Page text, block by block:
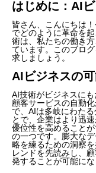
はじめに：AI
皆さん、こんにちは
でどのように革命を
術は、私たちの働き
ています。このブロ
求しましょう。
AIビジネスの
AI技術がビジネスに
顧客サービスの自動
で、AIは多岐にわた
とで、企業はより迅
優位性を高めること
の一つです。膨大な
略を練るための洞察
レンドを先読みし、
発することが可能にな